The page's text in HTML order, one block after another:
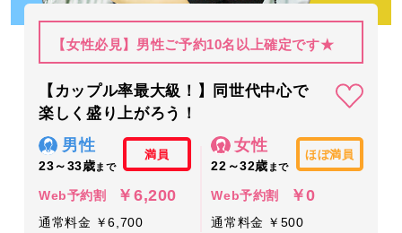
【女性必見】男性ご予約10名以上確定です★
【カップル率最大級！】同世代中心で
楽しく盛り上がろう！
男性
23～33歳まで
満員
Web予約割 ￥6,200
通常料金 ￥6,700
女性
22～32歳 まで
ほぼ満員
Web予約割 ￥0
通常料金 ￥500